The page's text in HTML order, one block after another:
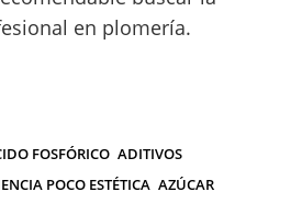
en plomería.
FOSFÓRICO ADITIVOS
POCO ESTÉTICA AZÚCAR